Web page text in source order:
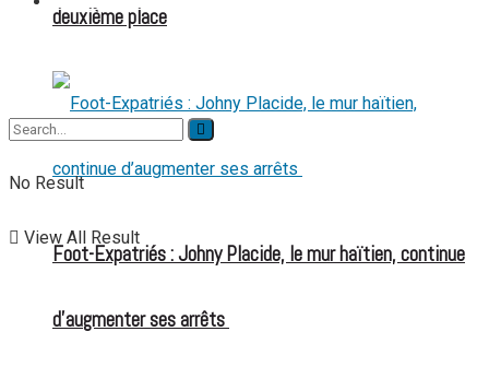
deuxième place
Foot-Expatriés : Johny Placide, le mur haïtien, continue
d’augmenter ses arrêts
No Result
View All Result